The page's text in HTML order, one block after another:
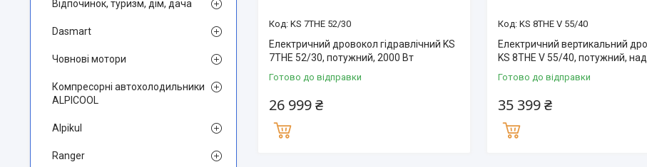
KS 7THE 52/30
Електричний дровокол гідравлічний KS
7THE 52/30, потужний, 2000 Вт
Готово до відправки
26 999 ₴
KS 8THE V 55/40
Електричний вертикальний
KS 8THE V 55/40, потужний,
Готово до відправки
35 399 ₴
Відпочинок, туризм, дім, дача
Dasmart
Човнові мотори
Компресорні автохолодильники
ALPICOOL
Alpikul
Ranger